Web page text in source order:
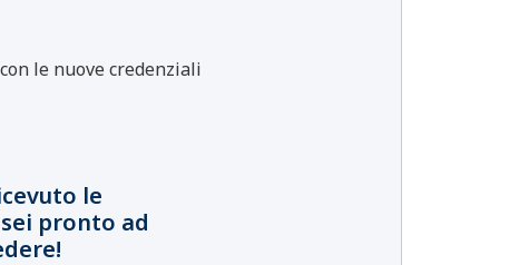
le nuove credenziali
le
pronto ad